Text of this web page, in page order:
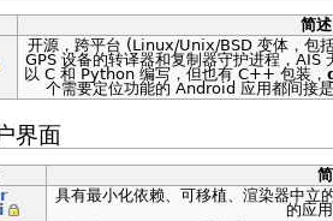
简述
开源，跨平台 (Linux/Unix/BSD 变体，包
GPS 设备的转译器和复制器守护进程，AIS
以 C 和 Python 编写，但也有 C++ 包装，
个需要定位功能的 Android 应用都间接
界面
具有最小化依赖、可移植、渲染器中
的应